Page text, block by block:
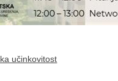
učinkovitost